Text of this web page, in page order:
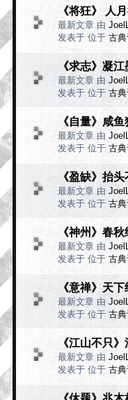
《将狂》 人
最新文章 由
发表于 位于 古
《求志》凝
最新文章 由
发表于 位于 古
《自量》咸
最新文章 由
发表于 位于 古
《盈缺》抬
最新文章 由
发表于 位于 古
《神州》春
最新文章 由
发表于 位于 古
《意禅》天
最新文章 由
发表于 位于 古
《江山不只
最新文章 由
发表于 位于 古